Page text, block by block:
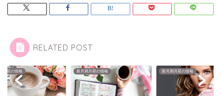
RELATED POST
月星の情報 新月満月星の情報 新月満月星の情報